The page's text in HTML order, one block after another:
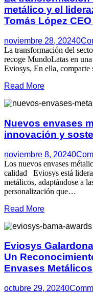
metálico y el
Tomás López
noviembre 28, 20240
La transformación del
recoge MundoLatas en
Eviosys, En ella,
Read More
Nuevos envases
innovación y
noviembre 8, 20240
Los nuevos envases
calidad Eviosys está
metálicos, adaptándose a
personalización que…
Read More
Eviosys
Un
Envases Metálicos
octubre 29, 20240